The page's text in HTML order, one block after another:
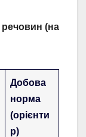
(на
Добова
норма
(орієнти
р)